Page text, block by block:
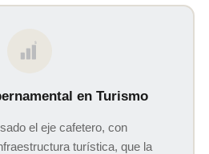
$
en Turismo
el eje cafetero, con
turística, que la